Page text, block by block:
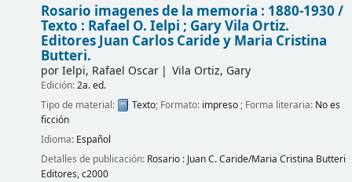
Rosario imagenes de la memoria : 1880-1930 /
Texto : Rafael O. Ielpi ; Gary Vila Ortiz.
Editores Juan Carlos Caride y Maria Cristina
Butteri.
porIelpi, Rafael Oscar Vila Ortiz, Gary
Edición:2a. ed.
Tipo de material:
Texto; Formato: impreso; Forma literaria: No es
ficción
Idioma: Español
Detalles de publicación: Rosario : Juan C. Caride/Maria Cristina Butteri
Editores,c2000